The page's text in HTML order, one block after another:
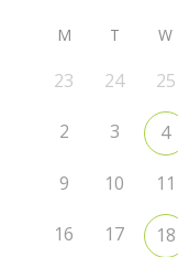
M T W
23 24 25
2 3 4
9 10 11
16 17 18